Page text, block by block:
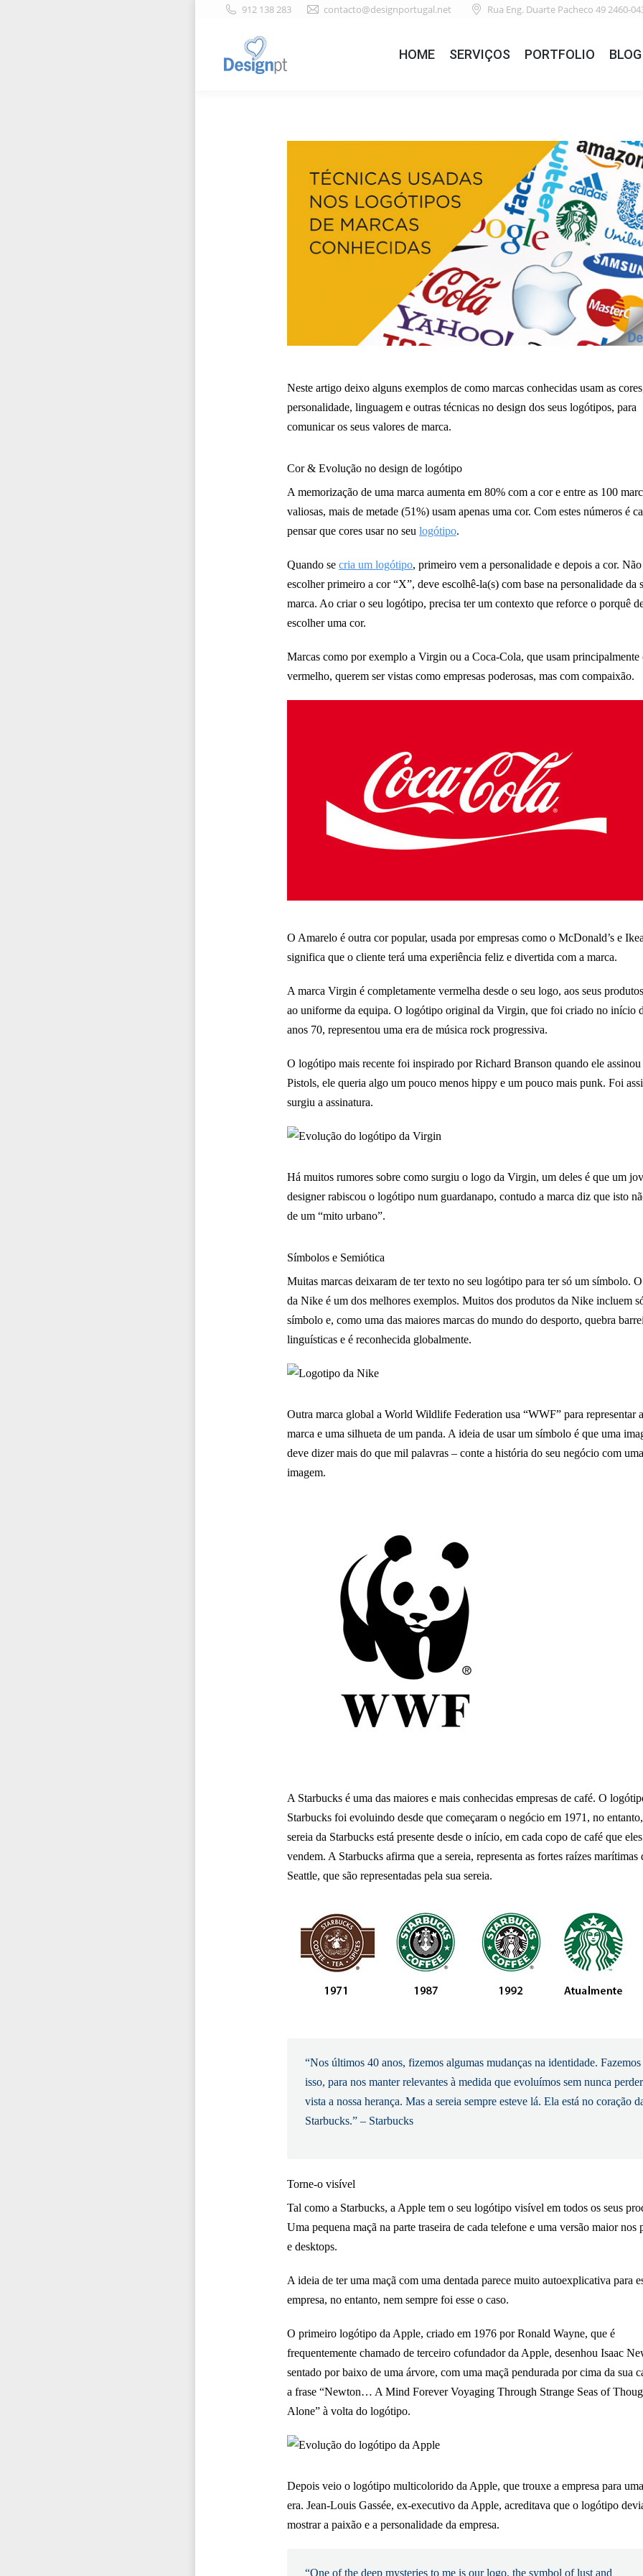
912 138 283 contacto@designportugal.net Rua Eng. Duarte Pacheco 49 2460-
HOME SERVIÇOS PORTFOLIO BLOG
Neste artigo deixo alguns exemplos de como marcas conhecidas usam as
personalidade, linguagem e outras técnicas no design dos seus logótipos, para
comunicar os seus valores de marca.
Cor & Evolução no design de logótipo
A memorização de uma marca aumenta em 80% com a cor e entre as 100
valiosas, mais de metade (51%) usam apenas uma cor. Com estes números é
pensar que cores usar no seu logótipo.
Quando se cria um logótipo, primeiro vem a personalidade e depois a cor.
escolher primeiro a cor “X”, deve escolhê-la(s) com base na personalidade da
marca. Ao criar o seu logótipo, precisa ter um contexto que reforce o porquê
escolher uma cor.
Marcas como por exemplo a Virgin ou a Coca-Cola, que usam principalmente
vermelho, querem ser vistas como empresas poderosas, mas com compaixão.
O Amarelo é outra cor popular, usada por empresas como o McDonald’s e
significa que o cliente terá uma experiência feliz e divertida com a marca.
A marca Virgin é completamente vermelha desde o seu logo, aos seus
ao uniforme da equipa. O logótipo original da Virgin, que foi criado no início
anos 70, representou uma era de música rock progressiva.
O logótipo mais recente foi inspirado por Richard Branson quando ele
Pistols, ele queria algo um pouco menos hippy e um pouco mais punk. Foi
surgiu a assinatura.
Há muitos rumores sobre como surgiu o logo da Virgin, um deles é que um
designer rabiscou o logótipo num guardanapo, contudo a marca diz que isto
de um “mito urbano”.
Símbolos e Semiótica
Muitas marcas deixaram de ter texto no seu logótipo para ter só um símbolo.
da Nike é um dos melhores exemplos. Muitos dos produtos da Nike incluem
símbolo e, como uma das maiores marcas do mundo do desporto, quebra
linguísticas e é reconhecida globalmente.
Outra marca global a World Wildlife Federation usa “WWF” para representar
marca e uma silhueta de um panda. A ideia de usar um símbolo é que uma
deve dizer mais do que mil palavras – conte a história do seu negócio com
imagem.
A Starbucks é uma das maiores e mais conhecidas empresas de café. O
Starbucks foi evoluindo desde que começaram o negócio em 1971, no
sereia da Starbucks está presente desde o início, em cada copo de café que eles
vendem. A Starbucks afirma que a sereia, representa as fortes raízes marítimas
Seattle, que são representadas pela sua sereia.
“Nos últimos 40 anos, fizemos algumas mudanças na identidade. Fazemos
isso, para nos manter relevantes à medida que evoluímos sem nunca
vista a nossa herança. Mas a sereia sempre esteve lá. Ela está no coração
Starbucks.” – Starbucks
Torne-o visível
Tal como a Starbucks, a Apple tem o seu logótipo visível em todos os seus
Uma pequena maçã na parte traseira de cada telefone e uma versão maior nos
e desktops.
A ideia de ter uma maçã com uma dentada parece muito autoexplicativa para
empresa, no entanto, nem sempre foi esse o caso.
O primeiro logótipo da Apple, criado em 1976 por Ronald Wayne, que é
frequentemente chamado de terceiro cofundador da Apple, desenhou Isaac
sentado por baixo de uma árvore, com uma maçã pendurada por cima da sua
a frase “Newton… A Mind Forever Voyaging Through Strange Seas of
Alone” à volta do logótipo.
Depois veio o logótipo multicolorido da Apple, que trouxe a empresa para
era. Jean-Louis Gassée, ex-executivo da Apple, acreditava que o logótipo
mostrar a paixão e a personalidade da empresa.
“One of the deep mysteries to me is our logo, the symbol of lust and